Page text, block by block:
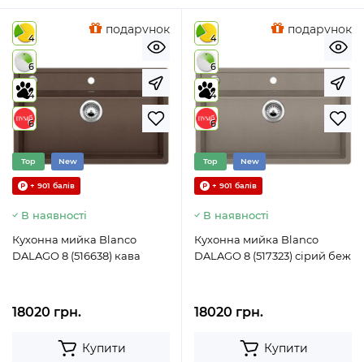
4
6
4
6
подарунок
Top New
+ 901 балів
В наявності
Кухонна мийка Blanco
DALAGO 8 (516638) кава
18020 грн.
Купити
4
6
4
6
подарунок
Top New
+ 901 балів
В наявності
Кухонна мийка Blanco
DALAGO 8 (517323) сірий беж
18020 грн.
Купити